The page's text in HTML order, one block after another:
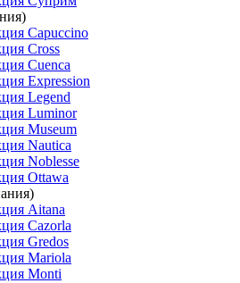
Capuccino
Cross
Cuenca
Expression
Legend
Luminor
Museum
Nautica
Noblesse
Ottawa
Aitana
Cazorla
Gredos
Mariola
Monti